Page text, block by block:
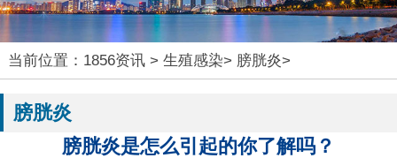
当前位置： 1856资讯> 生殖感染> 膀胱炎>
膀胱炎
膀胱炎是怎么引起的你了解吗？